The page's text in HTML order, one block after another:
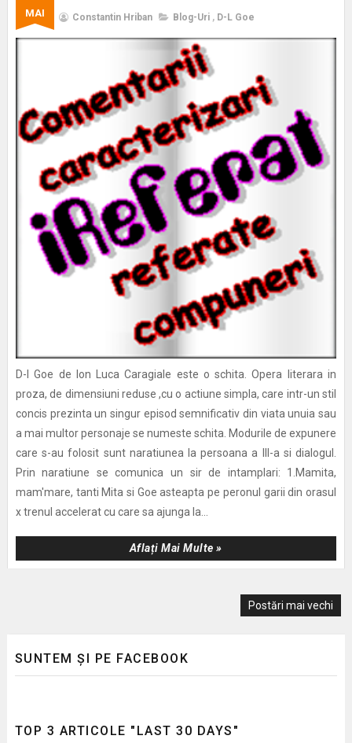
MAI Constantin Hriban Blog-Uri , D-L Goe
D-l Goe de Ion Luca Caragiale este o schita. Opera literara in
proza, de dimensiuni reduse ,cu o actiune simpla, care intr-un stil
concis prezinta un singur episod semnificativ din viata unuia sau
a mai multor personaje se numeste schita. Modurile de expunere
care s-au folosit sunt naratiunea la persoana a III-a si dialogul.
Prin naratiune se comunica un sir de intamplari: 1.Mamita,
mam'mare, tanti Mita si Goe asteapta pe peronul garii din orasul
x trenul accelerat cu care sa ajunga la...
Aflați Mai Multe »
Postări mai vechi
SUNTEM ȘI PE FACEBOOK
TOP 3 ARTICOLE "LAST 30 DAYS"